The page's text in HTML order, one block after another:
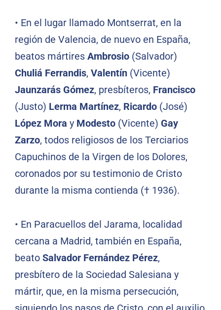
• En el lugar llamado Montserrat, en la
región de Valencia, de nuevo en España,
beatos mártires Ambrosio (Salvador)
Chuliá Ferrandis, Valentín (Vicente)
Jaunzarás Gómez, presbíteros, Francisco
(Justo) Lerma Martínez, Ricardo (José)
López Mora y Modesto (Vicente) Gay
Zarzo, todos religiosos de los Terciarios
Capuchinos de la Virgen de los Dolores,
coronados por su testimonio de Cristo
durante la misma contienda († 1936).
• En Paracuellos del Jarama, localidad
cercana a Madrid, también en España,
beato Salvador Fernández Pérez,
presbítero de la Sociedad Salesiana y
mártir, que, en la misma persecución,